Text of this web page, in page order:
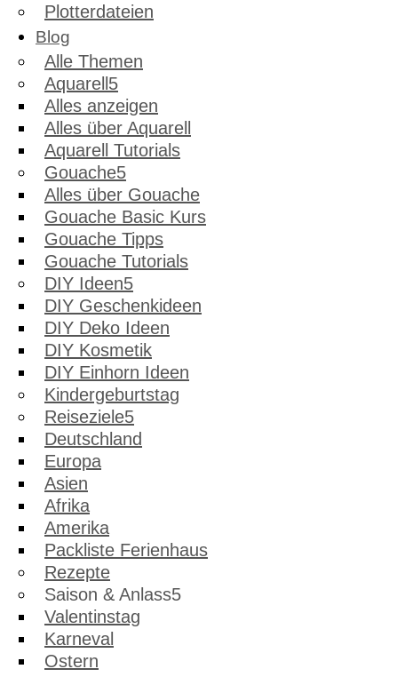
Plotterdateien
Blog
Alle Themen
Aquarell
Alles anzeigen
Alles über Aquarell
Aquarell Tutorials
Gouache
Alles über Gouache
Gouache Basic Kurs
Gouache Tipps
Gouache Tutorials
DIY Ideen
DIY Geschenkideen
DIY Deko Ideen
DIY Kosmetik
DIY Einhorn Ideen
Kindergeburtstag
Reiseziele
Deutschland
Europa
Asien
Afrika
Amerika
Packliste Ferienhaus
Rezepte
Saison & Anlass
Valentinstag
Karneval
Ostern